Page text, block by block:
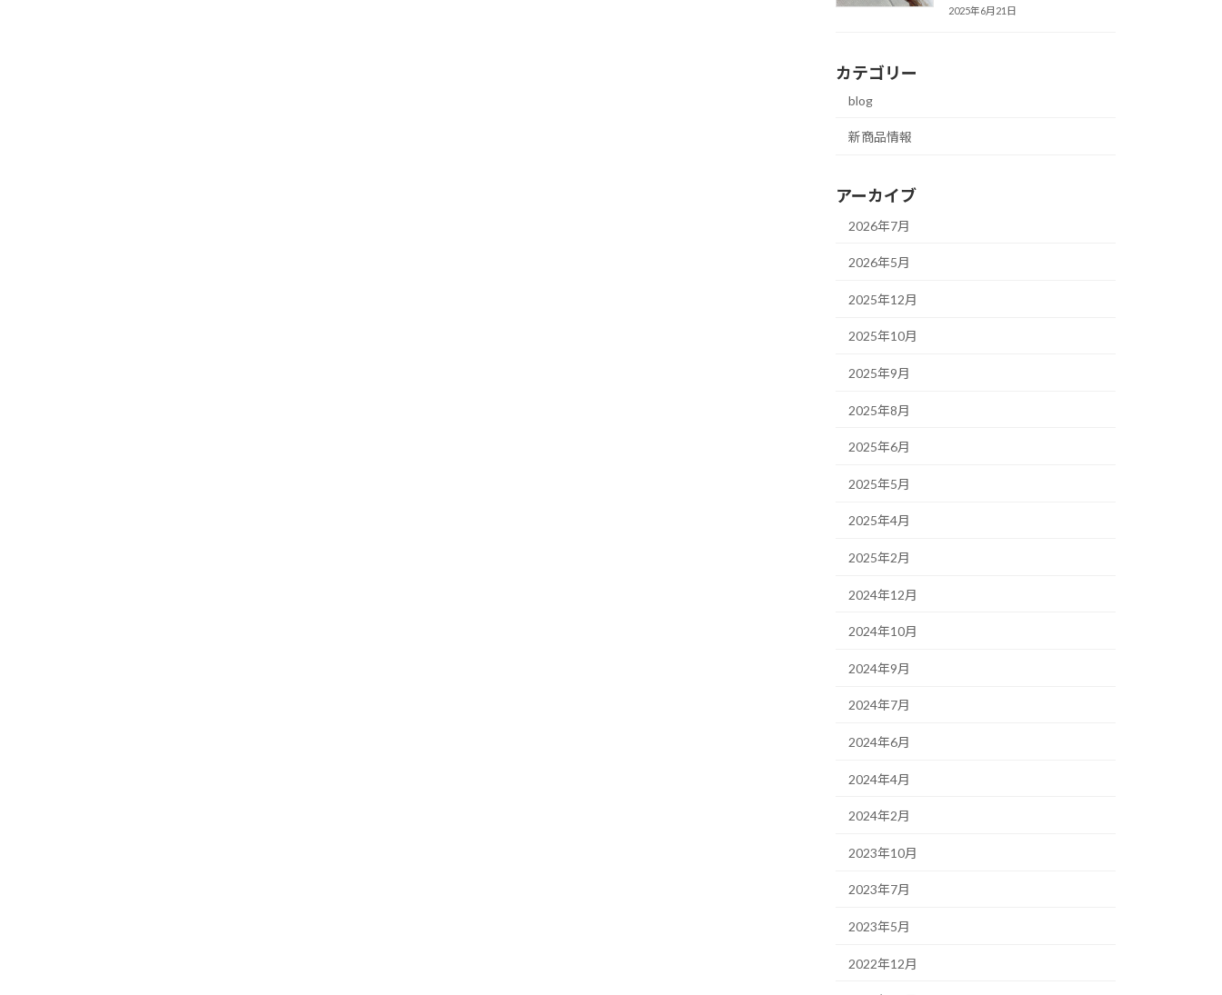
2025年6月21日
カテゴリー
blog
新商品情報
アーカイブ
2026年7月
2026年5月
2025年12月
2025年10月
2025年9月
2025年8月
2025年6月
2025年5月
2025年4月
2025年2月
2024年12月
2024年10月
2024年9月
2024年7月
2024年6月
2024年4月
2024年2月
2023年10月
2023年7月
2023年5月
2022年12月